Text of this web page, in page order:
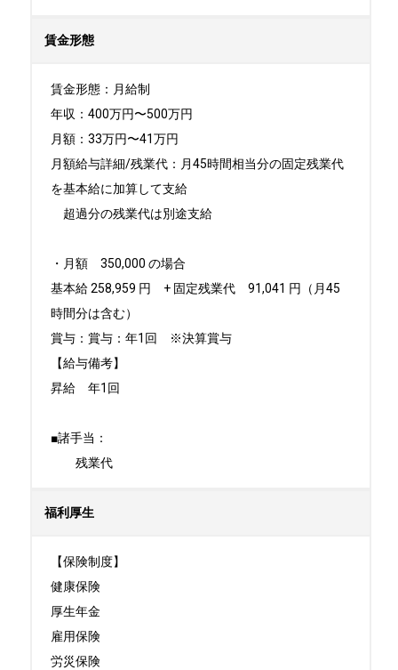
賃金形態
賃金形態：月給制
年収：400万円〜500万円
月額：33万円〜41万円
月額給与詳細/残業代：月45時間相当分の固定残業代
を基本給に加算して支給
超過分の残業代は別途支給
・月額　350,000 の場合
基本給 258,959 円　+ 固定残業代　91,041 円（月45
時間分は含む）
賞与：賞与：年1回　※決算賞与
【給与備考】
昇給　年1回
■諸手当：
残業代
福利厚生
【保険制度】
健康保険
厚生年金
雇用保険
労災保険